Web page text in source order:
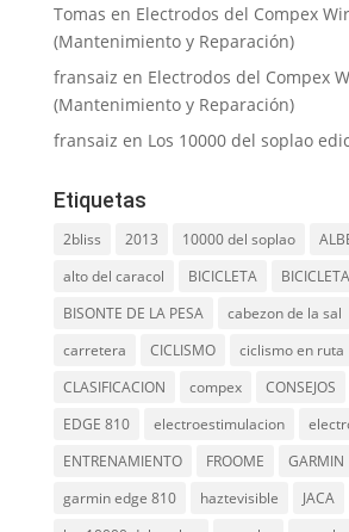
Tomas en Electrodos del Compex
(Mantenimiento y Reparación)
fransaiz en Electrodos del Compex
(Mantenimiento y Reparación)
fransaiz en Los 10000 del soplao
Etiquetas
2bliss 2013 10000 del soplao
alto del caracol
BICICLETA
BISONTE DE LA PESA
cabezon de la sal
carretera
CICLISMO ciclismo en ruta
CLASIFICACION
compex CONSEJOS
EDGE 810
electroestimulacion
ENTRENAMIENTO
FROOME GARMIN
garmin edge 810
haztevisible JACA